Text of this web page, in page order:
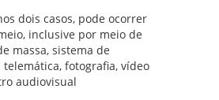
dois casos, pode ocorrer
inclusive por meio de
massa, sistema de
fotografia, vídeo
audiovisual